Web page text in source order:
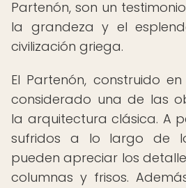
Partenón, son un
la grandeza y el
civilización griega.
El Partenón, construido
considerado una de las
la arquitectura clásica. A
sufridos a lo largo de
pueden apreciar los
columnas y frisos.